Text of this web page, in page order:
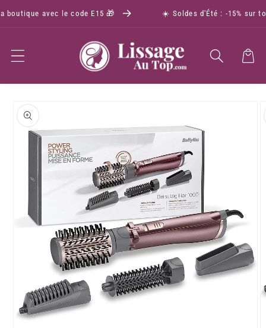
avec le code E15 🎁 ☀️ Soldes d'Été : -15% sur
Panier
Passer aux
informations
produits